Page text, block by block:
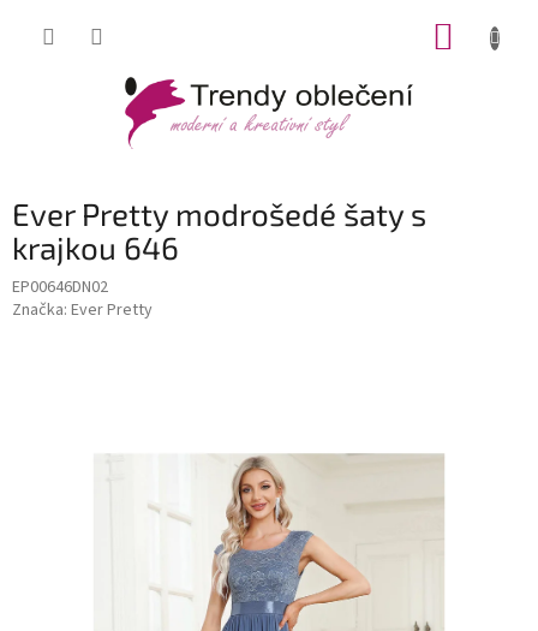
Ever Pretty modrošedé šaty s
krajkou 646
EP00646DN02
Značka: Ever Pretty